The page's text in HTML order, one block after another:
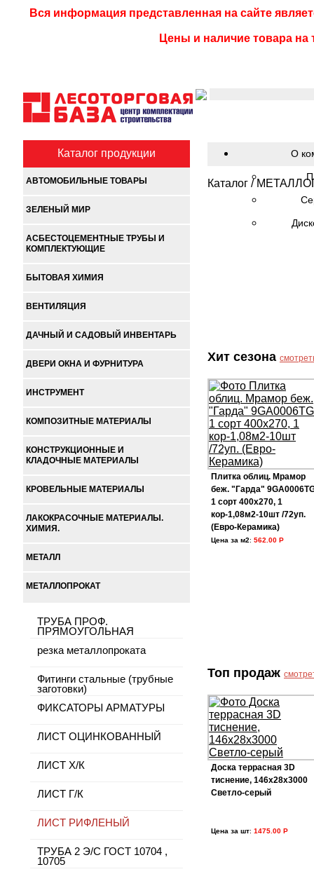
Вся информация представленная на сайте
Цены и наличие товара на
Каталог продукции
АВТОМОБИЛЬНЫЕ ТОВАРЫ
ЗЕЛЕНЫЙ МИР
АСБЕСТОЦЕМЕНТНЫЕ ТРУБЫ И
КОМПЛЕКТУЮЩИЕ
БЫТОВАЯ ХИМИЯ
ВЕНТИЛЯЦИЯ
ДАЧНЫЙ И САДОВЫЙ ИНВЕНТАРЬ
ДВЕРИ ОКНА И ФУРНИТУРА
ИНСТРУМЕНТ
КОМПОЗИТНЫЕ МАТЕРИАЛЫ
КОНСТРУКЦИОННЫЕ И
КЛАДОЧНЫЕ МАТЕРИАЛЫ
КРОВЕЛЬНЫЕ МАТЕРИАЛЫ
ЛАКОКРАСОЧНЫЕ МАТЕРИАЛЫ.
ХИМИЯ.
МЕТАЛЛ
МЕТАЛЛОПРОКАТ
ТРУБА ПРОФ.
ПРЯМОУГОЛЬНАЯ
резка металлопроката
Фитинги стальные (трубные
заготовки)
ФИКСАТОРЫ АРМАТУРЫ
ЛИСТ ОЦИНКОВАННЫЙ
ЛИСТ Х/К
ЛИСТ Г/К
ЛИСТ РИФЛЕНЫЙ
ТРУБА 2 Э/С ГОСТ 10704 ,
10705
О
Каталог /
Хит сезона
Плитка облиц. Мрамор
беж. "Гарда"
1 сорт 400х270, 1
кор-1,08м2-10шт /72уп.
(Евро-Керамика)
Цена за м2: 562.00 Р
Топ продаж
Доска террасная 3D
тиснение, 146х28х3000
Светло-серый
Цена за шт: 1475.00 Р